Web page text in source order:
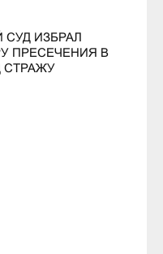
ИЗБРАЛ
ПРЕСЕЧЕНИЯ В
СТРАЖУ